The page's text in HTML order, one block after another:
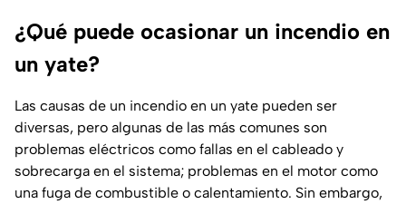
¿Qué puede ocasionar un incendio en
un yate?
Las causas de un incendio en un yate pueden ser
diversas, pero algunas de las más comunes son
problemas eléctricos como fallas en el cableado y
sobrecarga en el sistema; problemas en el motor como
una fuga de combustible o calentamiento. Sin embargo,